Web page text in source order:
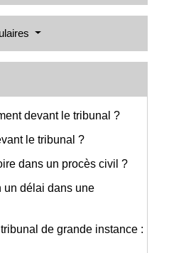
devant le tribunal ?
le tribunal ?
dans un procès civil ?
un délai dans une
de grande instance :